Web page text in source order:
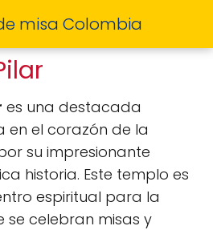
misa Colombia
es una destacada
el corazón de la
su impresionante
historia. Este templo es
espiritual para la
celebran misas y